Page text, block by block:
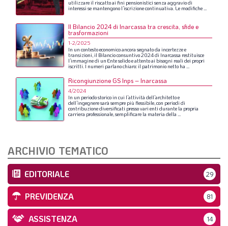
utilizzareil riscattoai fini pensionistici senza aggraviodi
interessi se mantengono l’iscrizionecontinuativa. Le modifiche...
Il Bilancio 2024 di Inarcassa tra crescita, sfide e
trasformazioni
1-2/2025
In un contestoeconomicoancora segnatoda incertezzee
transizioni,il Bilancioconsuntivo2024di Inarcassa restituisce
l’immaginedi un Entesolidoeattentoai bisogni reali dei propri
iscritti. I numeri parlanochiaro:il patrimonio netto ha ...
Ricongiunzione GS Inps – Inarcassa
4/2024
In un periodostoricoin cui l’attività dell’architettoe
dell’ingegneresarà sempre più flessibile,con periodi di
contribuzionediversificati pressovari enti durante la propria
carriera professionale,semplificare la materia della ...
ARCHIVIO TEMATICO
EDITORIALE 29
PREVIDENZA 81
ASSISTENZA 14